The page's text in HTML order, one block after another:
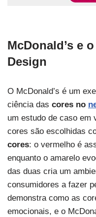
McDonald’s e
Design
O McDonald’s é um
ciência das cores no
um estudo de caso em
cores são escolhidas
cores: o vermelho é
enquanto o amarelo
das duas cria um
consumidores a fazer
demonstra como as
emocionais, e o